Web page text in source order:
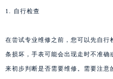
1. 自行检查
在尝试专业维修之前，您可以先自
条损坏，手表可能会出现走时不准
来初步判断是否需要维修。需要注意